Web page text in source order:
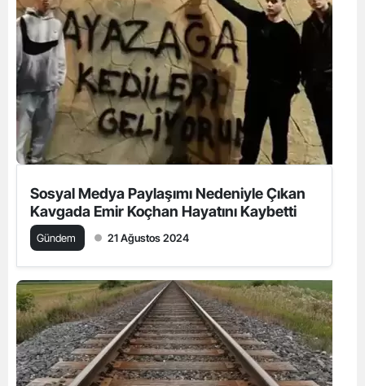
Sosyal Medya Paylaşımı Nedeniyle Çıkan
Kavgada Emir Koçhan Hayatını Kaybetti
Gündem 21 Ağustos 2024